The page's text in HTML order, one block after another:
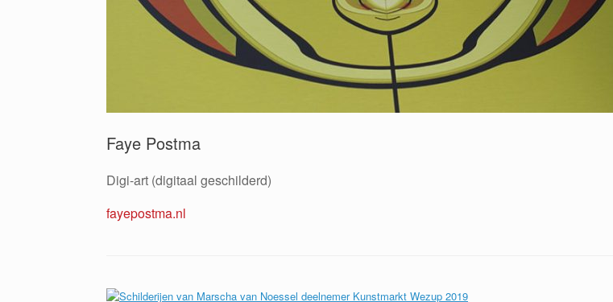
Faye Postma
Digi-art (digitaal geschilderd)
fayepostma.nl